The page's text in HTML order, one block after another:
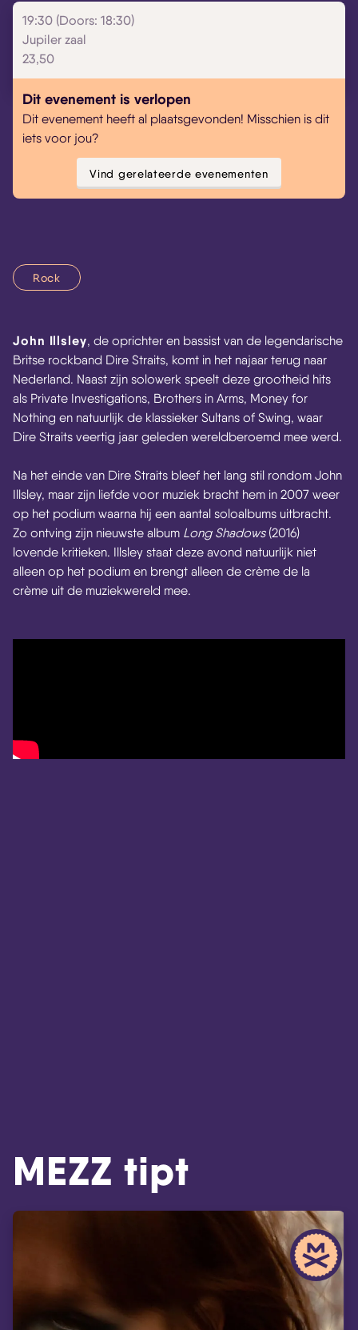
19:30 (Doors: 18:30)
Jupiler zaal
23,50
Dit evenement is verlopen
Dit evenement heeft al plaatsgevonden! Misschien is dit
iets voor jou?
Vind gerelateerde evenementen
Rock
John Illsley, de oprichter en bassist van de legendarische
Britse rockband Dire Straits, komt in het najaar terug naar
Nederland. Naast zijn solowerk speelt deze grootheid hits
als Private Investigations, Brothers in Arms, Money for
Nothing en natuurlijk de klassieker Sultans of Swing, waar
Dire Straits veertig jaar geleden wereldberoemd mee werd.
Na het einde van Dire Straits bleef het lang stil rondom John
Illsley, maar zijn liefde voor muziek bracht hem in 2007 weer
op het podium waarna hij een aantal soloalbums uitbracht.
Zo ontving zijn nieuwste album Long Shadows (2016)
lovende kritieken. Illsley staat deze avond natuurlijk niet
alleen op het podium en brengt alleen de crème de la
crème uit de muziekwereld mee.
MEZZ tipt